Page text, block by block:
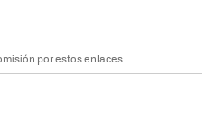
por estos enlaces